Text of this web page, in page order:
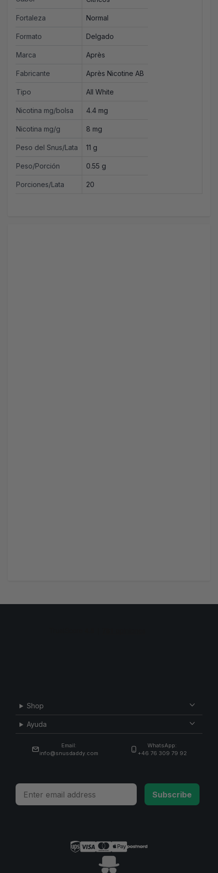
Fortaleza Normal
Formato Delgado
Marca Après
Fabricante Après Nicotine AB
Tipo All White
Nicotina mg/bolsa 4.4 mg
Nicotina mg/g 8 mg
Peso del Snus/Lata 11 g
Peso/Porción 0.55 g
Porciones/Lata 20
Shop
Ayuda
Email:
info@snusdaddy.com
WhatsApp:
+46 76 309 79 92
Email
Subscribe